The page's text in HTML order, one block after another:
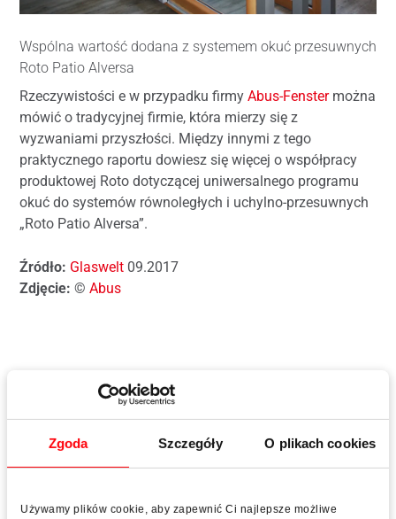
Zgoda Szczegóły O plikach cookies
Używamy plików cookie, aby zapewnić Ci najlepsze możliwe
Wspólna wartość dodana z systemem okuć przesuwnych
Roto Patio Alversa
Rzeczywistości e w przypadku firmy Abus-Fenstermożna
mówić o tradycyjnej firmie, która mierzy się z
wyzwaniami przyszłości. Między innymi z tego
praktycznego raportu dowiesz się więcej o współpracy
produktowej Roto dotyczącej uniwersalnego programu
okuć do systemów równoległych i uchylno-przesuwnych
„Roto Patio Alversa”.
Źródło: Glaswelt 09.2017
Zdjęcie: © Abus
Pobierz relację
przesuwnych Roto Patio Alversa